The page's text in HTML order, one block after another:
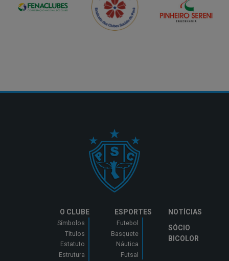
O CLUBE
Símbolos
Títulos
Estatuto
Estrutura
ESPORTES
Futebol
Basquete
Náutica
Futsal
NOTÍCIAS
SÓCIO
BICOLOR